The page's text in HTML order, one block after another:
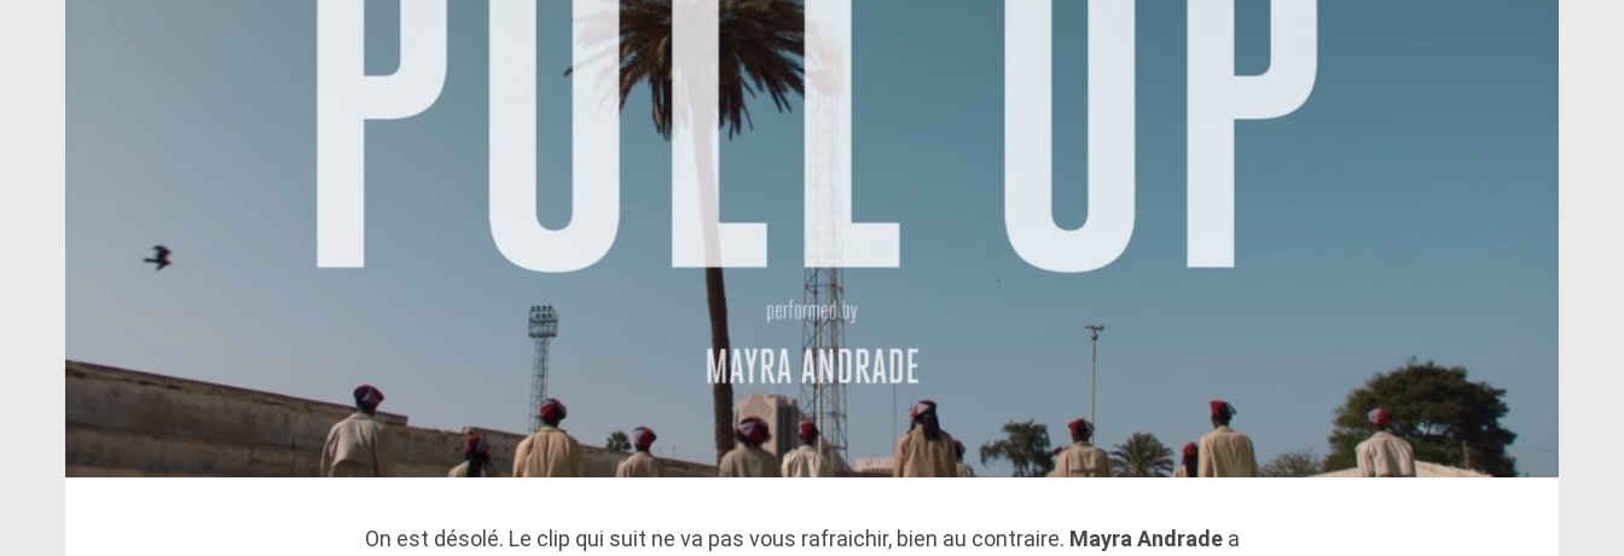
On est désolé. Le clip qui suit ne va pas vous rafraichir, bien au contraire. Mayra Andrade a